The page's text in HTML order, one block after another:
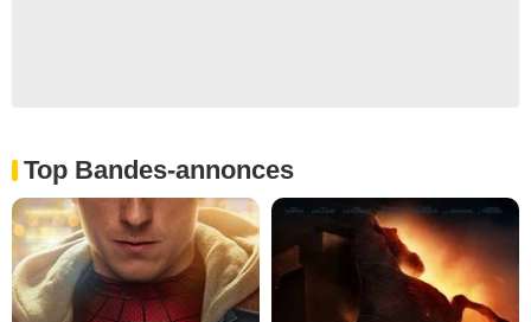
Top Bandes-annonces